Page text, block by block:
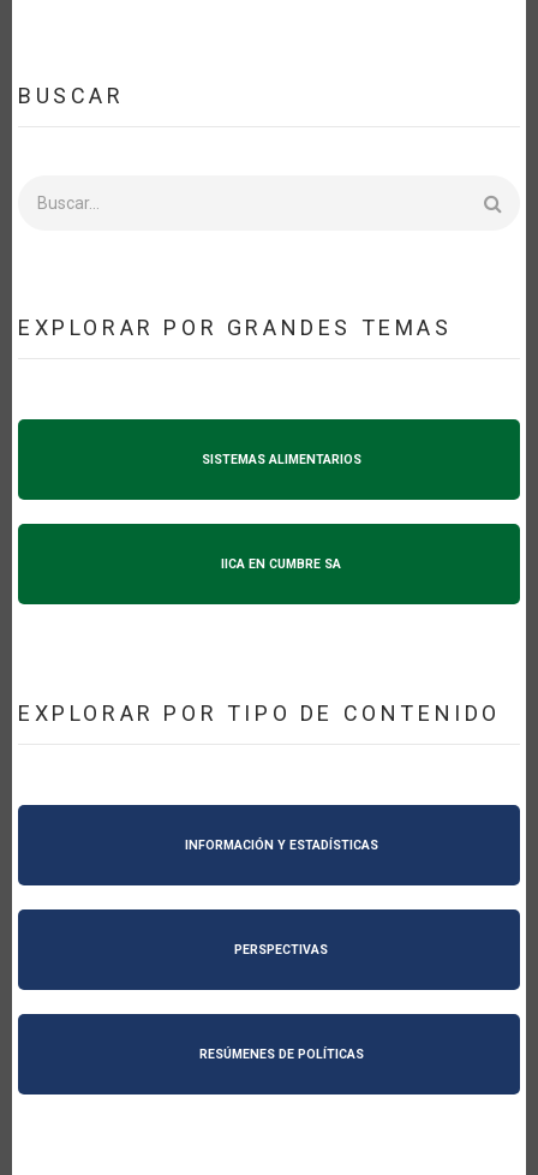
BUSCAR
EXPLORAR POR GRANDES TEMAS
SISTEMAS ALIMENTARIOS
IICA EN CUMBRE SA
EXPLORAR POR TIPO DE CONTENIDO
INFORMACIÓN Y ESTADÍSTICAS
PERSPECTIVAS
RESÚMENES DE POLÍTICAS